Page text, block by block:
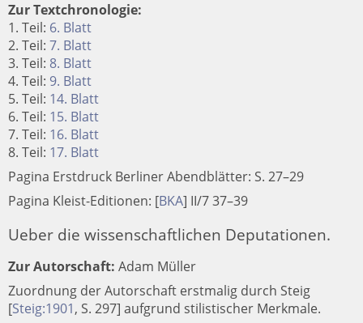
Zur Textchronologie:
1. Teil: 6. Blatt
2. Teil: 7. Blatt
3. Teil: 8. Blatt
4. Teil: 9. Blatt
5. Teil: 14. Blatt
6. Teil: 15. Blatt
7. Teil: 16. Blatt
8. Teil: 17. Blatt
Pagina Erstdruck Berliner Abendblätter: S. 27–29
Pagina Kleist-Editionen: [BKA] II/7 37–39
Ueber die wissenschaftlichen Deputationen.
Zur Autorschaft: Adam Müller
Zuordnung der Autorschaft erstmalig durch Steig
[Steig:1901, S. 297] aufgrund stilistischer Merkmale.